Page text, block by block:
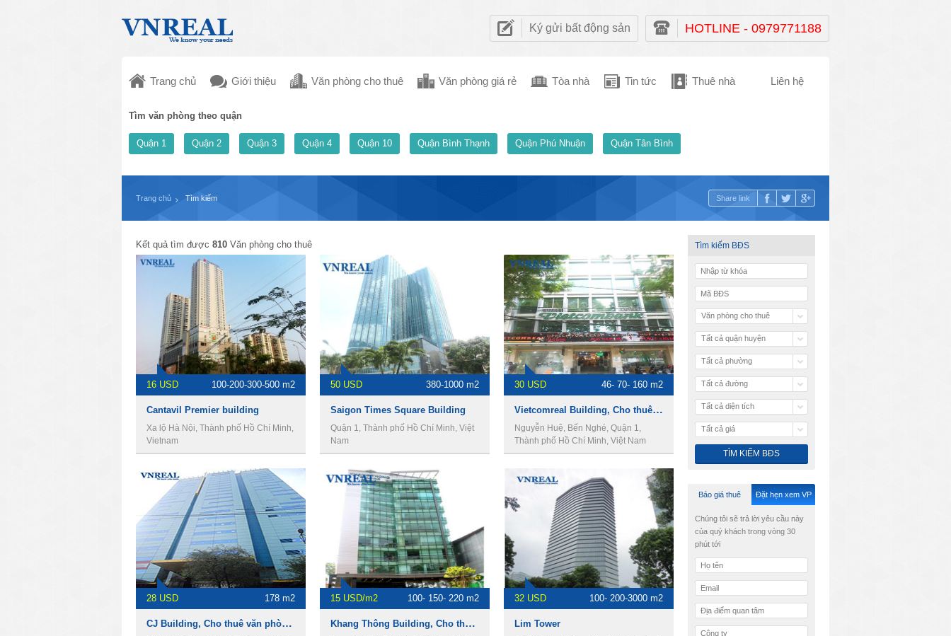
Ký gửi bất động sản HOTLINE - 0979771188
Trang chủ Giới thiệu Văn phòng cho thuê Văn phòng giá rẻ Tòa nhà Tin tức Thuê nhà Liên hệ
Tìm văn phòng theo quận
Quận 1 Quận 2 Quận 3 Quận 4 Quận 10 Quận Bình Thạnh Quận Phú Nhuận Quận Tân Bình
Trang chủ Tìm kiếm Share link
Kết quả tìm được 810 Văn phòng cho thuê
16 USD 100-200-300-500 m2
Cantavil Premier building
Xa lộ Hà Nội, Thành phố Hồ Chí Minh,
Vietnam
50 USD 380-1000 m2
Saigon Times Square Building
Quận 1, Thành phố Hồ Chí Minh, Việt
Nam
30 USD 46- 70- 160 m2
Vietcomreal Building, Cho thuê văn phòng Quận 1
Nguyễn Huệ, Bến Nghé, Quận 1,
Thành phố Hồ Chí Minh, Việt Nam
28 USD 178 m2
CJ Building, Cho thuê văn phòng Quận 1
15 USD/m2 100- 150- 220 m2
Khang Thông Building, Cho thuê văn phòng Quận 1
32 USD 100- 200-3000 m2
​Lim Tower
Tìm kiếm BĐS
Văn phòng cho thuê
Tất cả quận huyện
Tất cả phường
Tất cả đường
Tất cả diện tích
Tất cả giá
Báo giá thuê Đặt hẹn xem VP
Chúng tôi sẽ trả lời yêu cầu này
của quý khách trong vòng 30
phút tới